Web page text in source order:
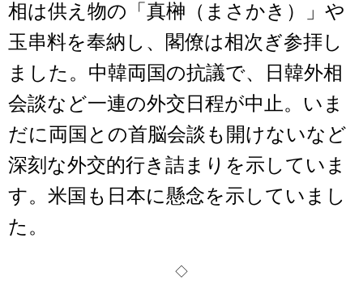
相は供え物の「真榊（まさかき）」や
玉串料を奉納し、閣僚は相次ぎ参拝し
ました。中韓両国の抗議で、日韓外相
会談など一連の外交日程が中止。いま
だに両国との首脳会談も開けないなど
深刻な外交的行き詰まりを示していま
す。米国も日本に懸念を示していまし
た。
◇